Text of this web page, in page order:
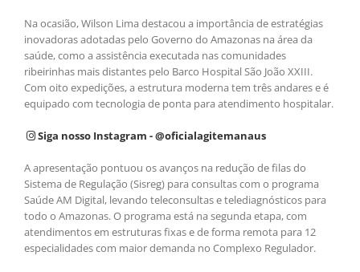
Na ocasião, Wilson Lima destacou a importância de estratégias
inovadoras adotadas pelo Governo do Amazonas na área da
saúde, como a assistência executada nas comunidades
ribeirinhas mais distantes pelo Barco Hospital São João XXIII.
Com oito expedições, a estrutura moderna tem três andares e é
equipado com tecnologia de ponta para atendimento hospitalar.
Siga nosso Instagram - @oficialagitemanaus
A apresentação pontuou os avanços na redução de filas do
Sistema de Regulação (Sisreg) para consultas com o programa
Saúde AM Digital, levando teleconsultas e telediagnósticos para
todo o Amazonas. O programa está na segunda etapa, com
atendimentos em estruturas fixas e de forma remota para 12
especialidades com maior demanda no Complexo Regulador.